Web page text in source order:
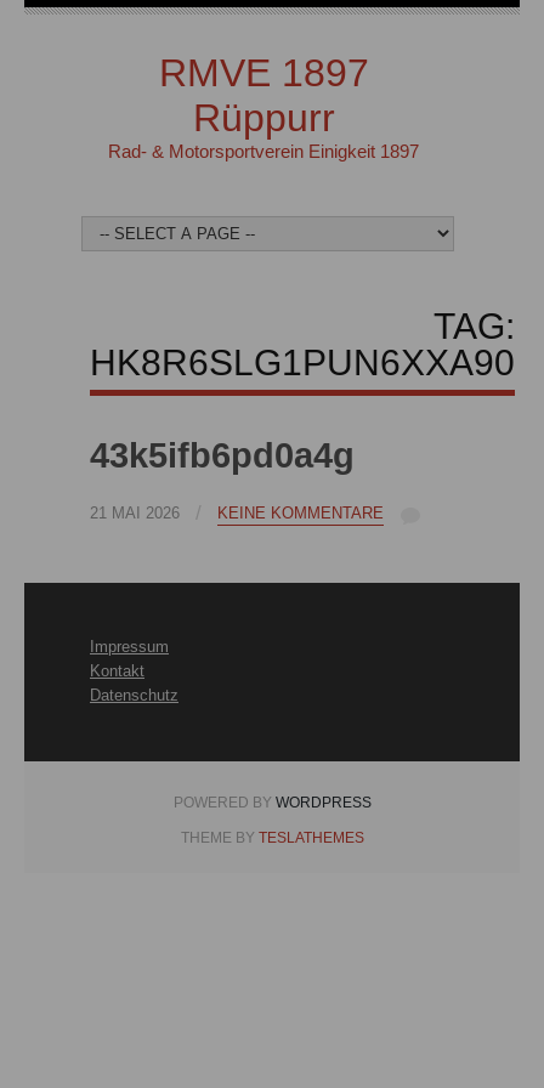
RMVE 1897
Rüppurr
Rad- & Motorsportverein Einigkeit 1897
TAG:
HK8R6SLG1PUN6XXA90
43k5ifb6pd0a4g
21 MAI 2026 / KEINE KOMMENTARE
Impressum
Kontakt
Datenschutz
POWERED BY WORDPRESS
THEME BY TESLATHEMES